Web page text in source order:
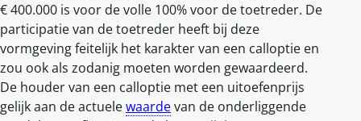
€ 400.000 is voor de volle 100% voor de toetreder. De
participatie van de toetreder heeft bij deze
vormgeving feitelijk het karakter van een calloptie en
zou ook als zodanig moeten worden gewaardeerd.
De houder van een calloptie met een uitoefenprijs
gelijk aan de actuelewaardevan de onderliggende